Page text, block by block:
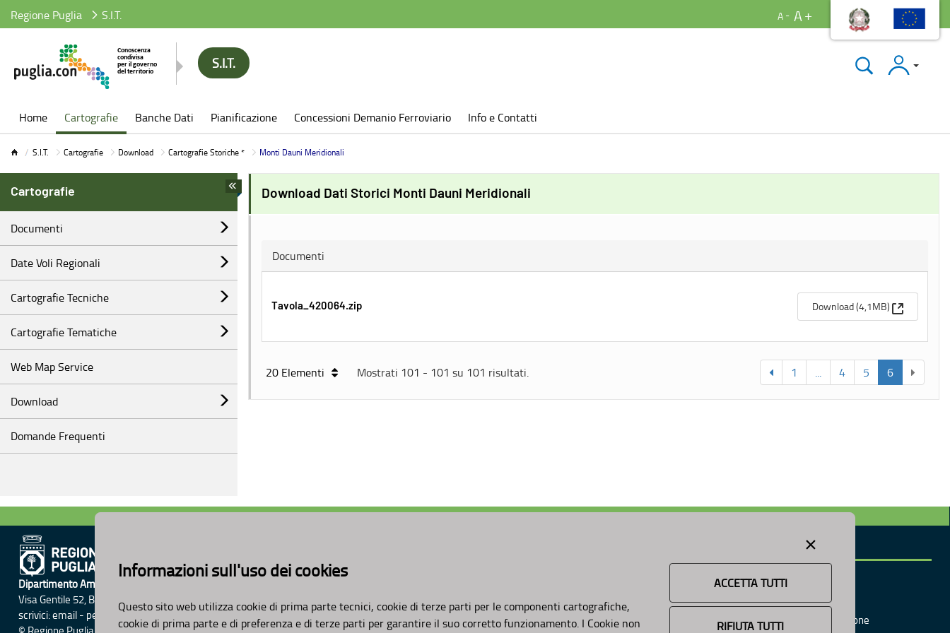
×
Informazioni sull'uso dei cookies
Questo sito web utilizza cookie di prima parte tecnici, cookie di terze parti per le componenti cartografiche,
cookie di prima parte e di preferenza e di terze parti per garantire il suo corretto funzionamento. I Cookie non
ACCETTA TUTTI
RIFIUTA TUTTI
Regione Puglia S.I.T. A A
S.I.T. Accedi
Home Cartografie Banche Dati Pianificazione Concessioni Demanio Ferroviario Info e Contatti
S.I.T. Cartografie Download Cartografie Storiche * Monti Dauni Meridionali
Cartografie
Documenti
Date Voli Regionali
Cartografie Tecniche
Cartografie Tematiche
Web Map Service
Download
Domande Frequenti
Download Dati Storici Monti Dauni Meridionali
Documenti
Tavola_420064.zip Download (4,1MB) (Apre una
20 Elementi Mostrati 101 - 101 su 101 risultati. 1 ... 4 5 6
Valuta questo sito
Dipartimento Ambiente, Paesaggio e Qualità Urbana
Visa Gentile 52, Bari
scrivici:email- pec
Organizzazione
Programmazione
Decarbonizzazione
UnPianeta Pulito per Tutti
INFORMAZIONE
Avvisi e Bandi
Cookie e Privacy
Responsabile Pubblicazione